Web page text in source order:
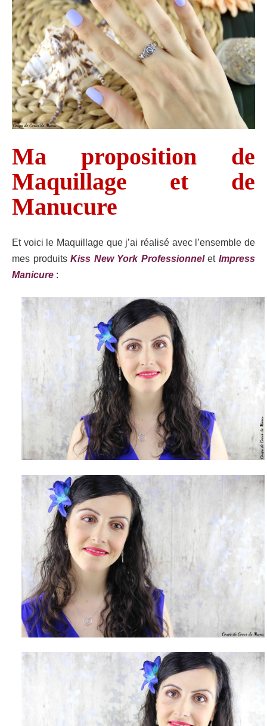
Ma proposition de
Maquillage et de
Manucure
Et voici le Maquillage que j’ai réalisé avec l’ensemble de
mes produitsKiss New York ProfessionneletImpress
Manicure :